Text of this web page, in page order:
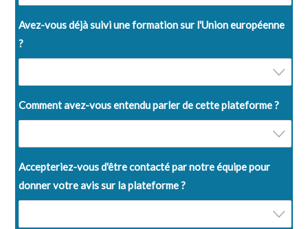
Avez-vous déjà suivi une formation sur l'Union européenne
?
Comment avez-vous entendu parler de cette plateforme ?
Accepteriez-vous d'être contacté par notre équipe pour
donner votre avis sur la plateforme ?